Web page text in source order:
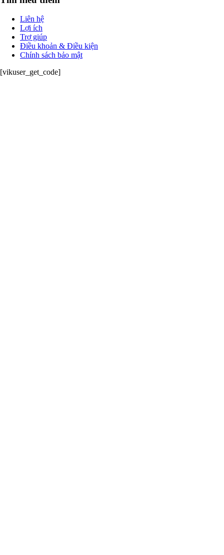
Liên hệ
Lợi ích
Trợ giúp
Điều khoản & Điều kiện
Chính sách bảo mật
[vikuser_get_code]